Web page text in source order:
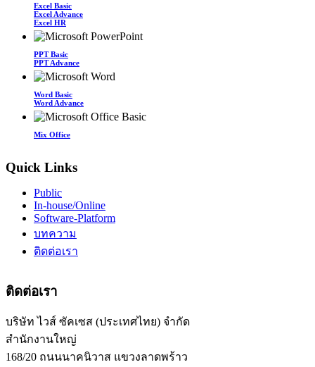
Excel Basic
Excel Advance
Excel HR
PPT Basic
PPT Advance
Word Basic
Word Advance
Mix Office
Quick Links
Public
In-house/Online
Software-Platform
บทความ
ติดต่อเรา
ติดต่อเรา
บริษัท ไวส์ ซัคเซส (ประเทศไทย) จำกัด
สำนักงานใหญ่
168/20 ถนนนาคนิวาส แขวงลาดพร้าว